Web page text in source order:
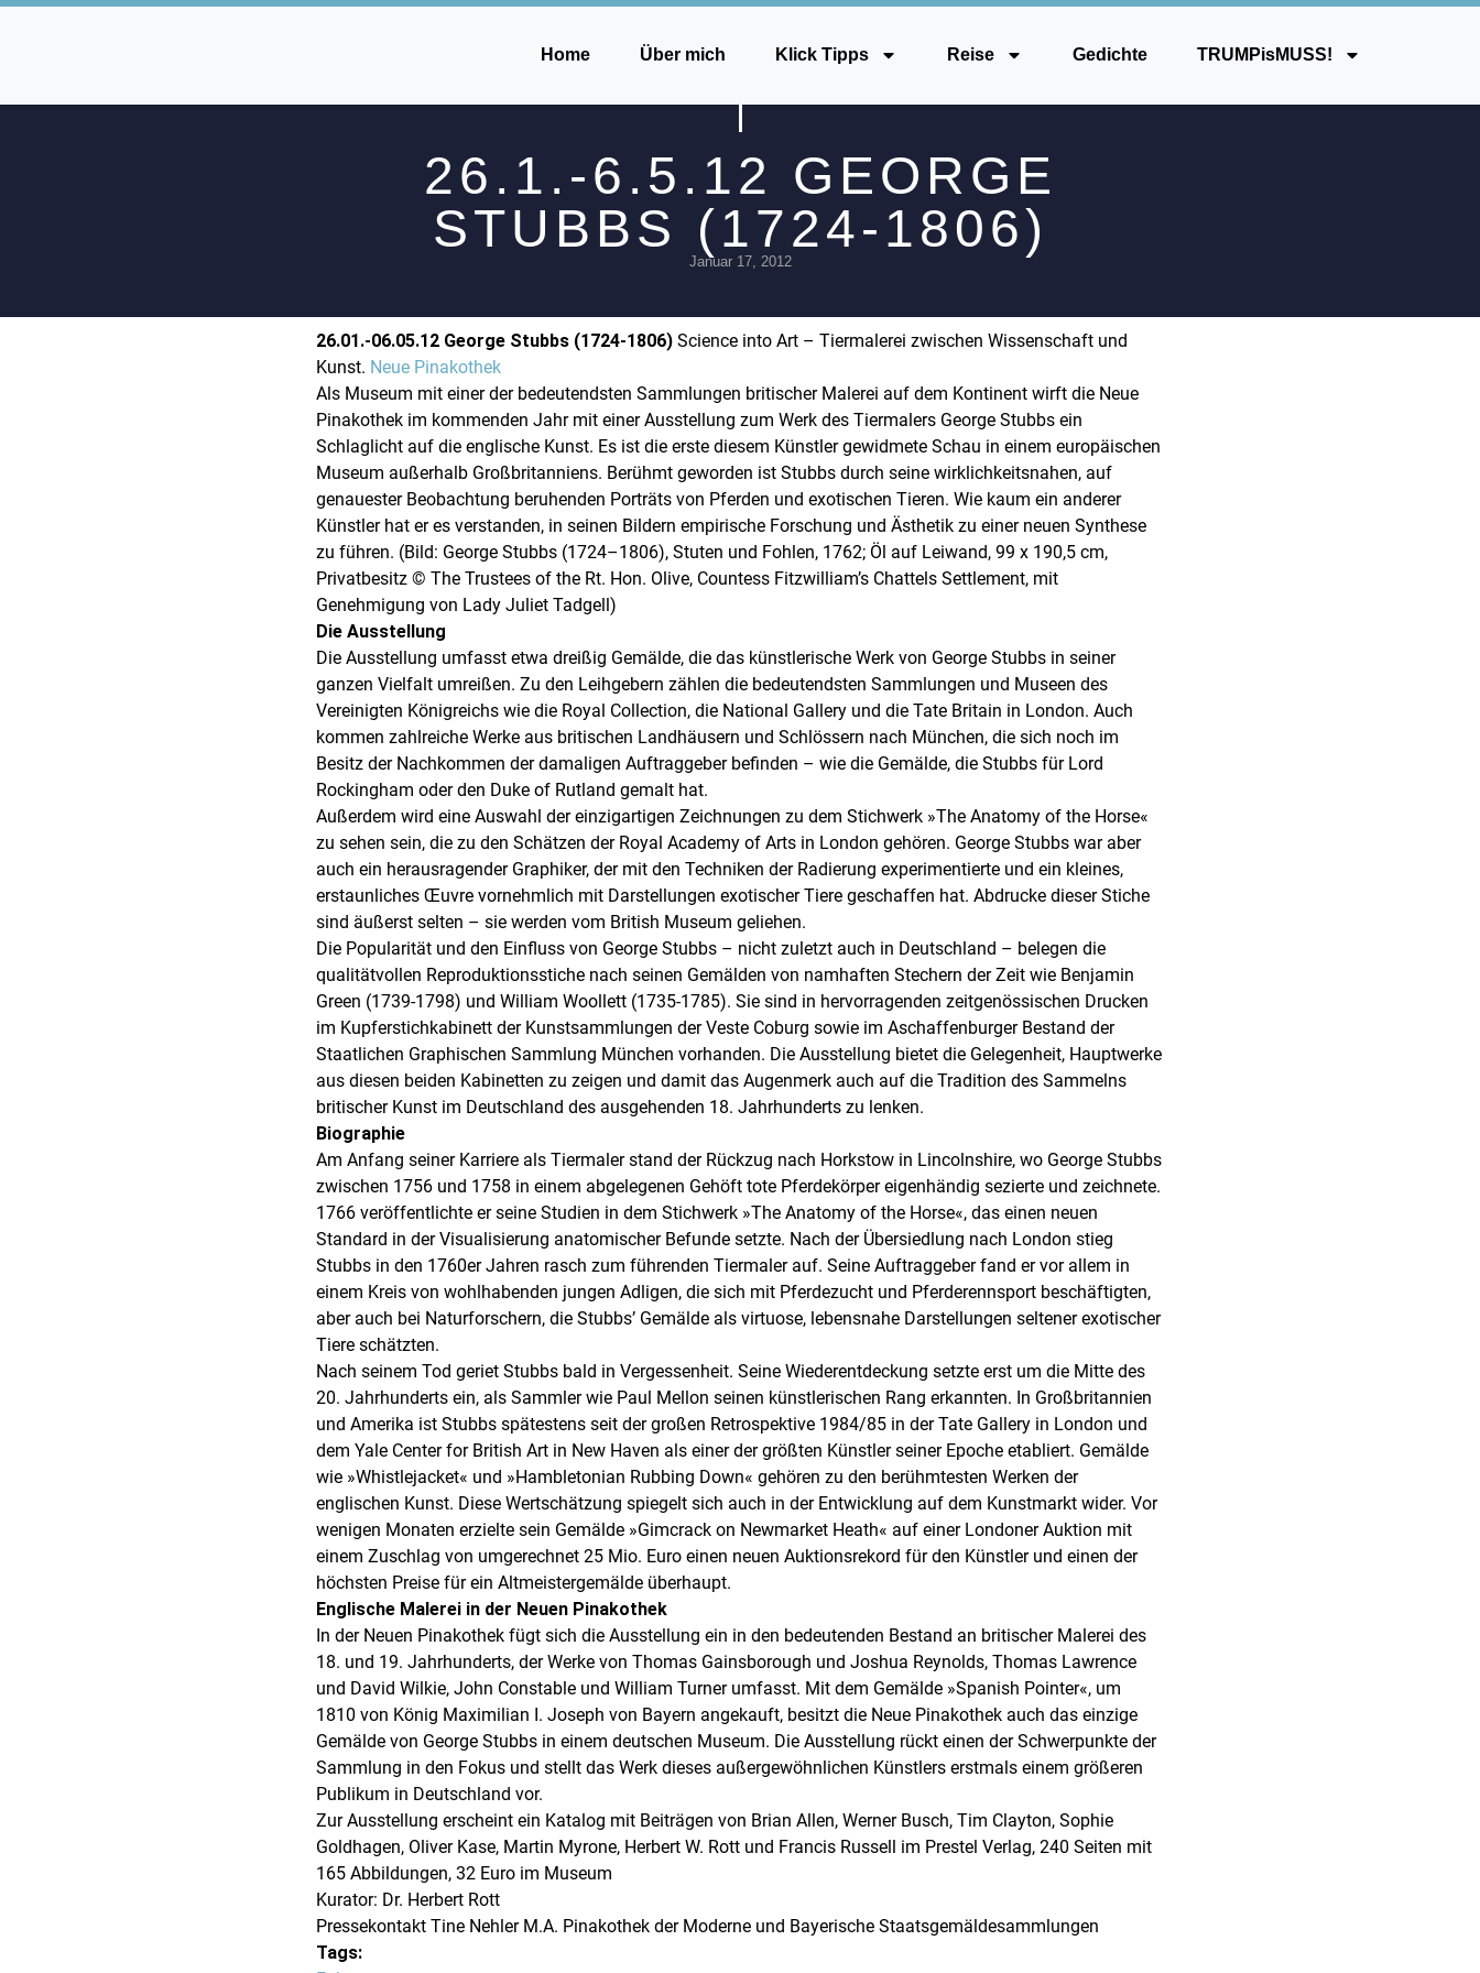
Home Über mich Klick Tipps Reise Gedichte TRUMPisMUSS!
26.1.-6.5.12 GEORGE
STUBBS (1724-1806)
Januar 17, 2012
26.01.-06.05.12 George Stubbs (1724-1806) Science into Art – Tiermalerei zwischen Wissenschaft und
Kunst. Neue Pinakothek
Als Museum mit einer der bedeutendsten Sammlungen britischer Malerei auf dem Kontinent wirft die Neue
Pinakothek im kommenden Jahr mit einer Ausstellung zum Werk des Tiermalers George Stubbs ein
Schlaglicht auf die englische Kunst. Es ist die erste diesem Künstler gewidmete Schau in einem europäischen
Museum außerhalb Großbritanniens. Berühmt geworden ist Stubbs durch seine wirklichkeitsnahen, auf
genauester Beobachtung beruhenden Porträts von Pferden und exotischen Tieren. Wie kaum ein anderer
Künstler hat er es verstanden, in seinen Bildern empirische Forschung und Ästhetik zu einer neuen Synthese
zu führen. (Bild: George Stubbs (1724–1806), Stuten und Fohlen, 1762; Öl auf Leiwand, 99 x 190,5 cm,
Privatbesitz © The Trustees of the Rt. Hon. Olive, Countess Fitzwilliam’s Chattels Settlement, mit
Genehmigung von Lady Juliet Tadgell)
Die Ausstellung
Die Ausstellung umfasst etwa dreißig Gemälde, die das künstlerische Werk von George Stubbs in seiner
ganzen Vielfalt umreißen. Zu den Leihgebern zählen die bedeutendsten Sammlungen und Museen des
Vereinigten Königreichs wie die Royal Collection, die National Gallery und die Tate Britain in London. Auch
kommen zahlreiche Werke aus britischen Landhäusern und Schlössern nach München, die sich noch im
Besitz der Nachkommen der damaligen Auftraggeber befinden – wie die Gemälde, die Stubbs für Lord
Rockingham oder den Duke of Rutland gemalt hat.
Außerdem wird eine Auswahl der einzigartigen Zeichnungen zu dem Stichwerk »The Anatomy of the Horse«
zu sehen sein, die zu den Schätzen der Royal Academy of Arts in London gehören. George Stubbs war aber
auch ein herausragender Graphiker, der mit den Techniken der Radierung experimentierte und ein kleines,
erstaunliches Œuvre vornehmlich mit Darstellungen exotischer Tiere geschaffen hat. Abdrucke dieser Stiche
sind äußerst selten – sie werden vom British Museum geliehen.
Die Popularität und den Einfluss von George Stubbs – nicht zuletzt auch in Deutschland – belegen die
qualitätvollen Reproduktionsstiche nach seinen Gemälden von namhaften Stechern der Zeit wie Benjamin
Green (1739-1798) und William Woollett (1735-1785). Sie sind in hervorragenden zeitgenössischen Drucken
im Kupferstichkabinett der Kunstsammlungen der Veste Coburg sowie im Aschaffenburger Bestand der
Staatlichen Graphischen Sammlung München vorhanden. Die Ausstellung bietet die Gelegenheit, Hauptwerke
aus diesen beiden Kabinetten zu zeigen und damit das Augenmerk auch auf die Tradition des Sammelns
britischer Kunst im Deutschland des ausgehenden 18. Jahrhunderts zu lenken.
Biographie
Am Anfang seiner Karriere als Tiermaler stand der Rückzug nach Horkstow in Lincolnshire, wo George Stubbs
zwischen 1756 und 1758 in einem abgelegenen Gehöft tote Pferdekörper eigenhändig sezierte und zeichnete.
1766 veröffentlichte er seine Studien in dem Stichwerk »The Anatomy of the Horse«, das einen neuen
Standard in der Visualisierung anatomischer Befunde setzte. Nach der Übersiedlung nach London stieg
Stubbs in den 1760er Jahren rasch zum führenden Tiermaler auf. Seine Auftraggeber fand er vor allem in
einem Kreis von wohlhabenden jungen Adligen, die sich mit Pferdezucht und Pferderennsport beschäftigten,
aber auch bei Naturforschern, die Stubbs’ Gemälde als virtuose, lebensnahe Darstellungen seltener exotischer
Tiere schätzten.
Nach seinem Tod geriet Stubbs bald in Vergessenheit. Seine Wiederentdeckung setzte erst um die Mitte des
20. Jahrhunderts ein, als Sammler wie Paul Mellon seinen künstlerischen Rang erkannten. In Großbritannien
und Amerika ist Stubbs spätestens seit der großen Retrospektive 1984/85 in der Tate Gallery in London und
dem Yale Center for British Art in New Haven als einer der größten Künstler seiner Epoche etabliert. Gemälde
wie »Whistlejacket« und »Hambletonian Rubbing Down« gehören zu den berühmtesten Werken der
englischen Kunst. Diese Wertschätzung spiegelt sich auch in der Entwicklung auf dem Kunstmarkt wider. Vor
wenigen Monaten erzielte sein Gemälde »Gimcrack on Newmarket Heath« auf einer Londoner Auktion mit
einem Zuschlag von umgerechnet 25 Mio. Euro einen neuen Auktionsrekord für den Künstler und einen der
höchsten Preise für ein Altmeistergemälde überhaupt.
Englische Malerei in der Neuen Pinakothek
In der Neuen Pinakothek fügt sich die Ausstellung ein in den bedeutenden Bestand an britischer Malerei des
18. und 19. Jahrhunderts, der Werke von Thomas Gainsborough und Joshua Reynolds, Thomas Lawrence
und David Wilkie, John Constable und William Turner umfasst. Mit dem Gemälde »Spanish Pointer«, um
1810 von König Maximilian I. Joseph von Bayern angekauft, besitzt die Neue Pinakothek auch das einzige
Gemälde von George Stubbs in einem deutschen Museum. Die Ausstellung rückt einen der Schwerpunkte der
Sammlung in den Fokus und stellt das Werk dieses außergewöhnlichen Künstlers erstmals einem größeren
Publikum in Deutschland vor.
Zur Ausstellung erscheint ein Katalog mit Beiträgen von Brian Allen, Werner Busch, Tim Clayton, Sophie
Goldhagen, Oliver Kase, Martin Myrone, Herbert W. Rott und Francis Russell im Prestel Verlag, 240 Seiten mit
165 Abbildungen, 32 Euro im Museum
Kurator: Dr. Herbert Rott
Pressekontakt Tine Nehler M.A. Pinakothek der Moderne und Bayerische Staatsgemäldesammlungen
Tags: